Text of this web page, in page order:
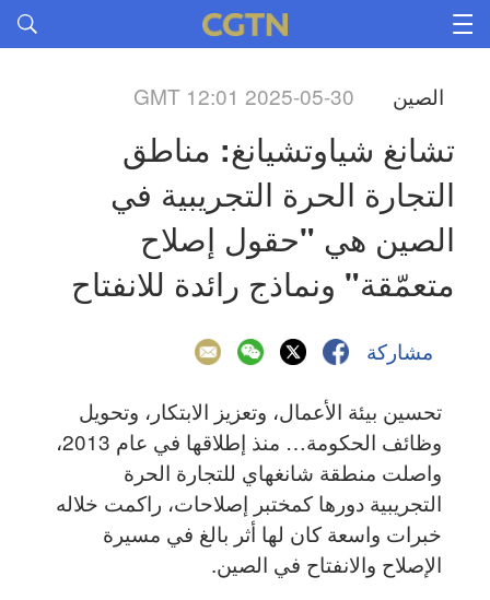
الصين GMT 12:01 2025-05-30
متعمّقة" ونماذج رائدة للانفتاح
مشاركة
تحسين بيئة الأعمال، وتعزيز الابتكار، وتحويل
وظائف الحكومة… منذ إطلاقها في عام 2013،
واصلت منطقة شانغهاي للتجارة الحرة
التجريبية دورها كمختبر إصلاحات، راكمت خلاله
خبرات واسعة كان لها أثر بالغ في مسيرة
الإصلاح والانفتاح في الصين.